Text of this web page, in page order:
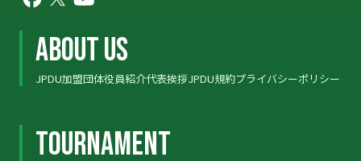
ABOUT US
ABOUT US
JPDU加盟団体役員紹介代表挨拶JPDU規約プライバシーポリシー
TOURNAMENT